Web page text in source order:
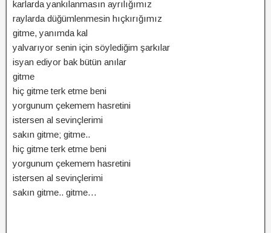
karlarda yankılanmasın ayrılığımız
raylarda düğümlenmesin hıçkırığımız
gitme, yanımda kal
yalvarıyor senin için söylediğim şarkılar
isyan ediyor bak bütün anılar
gitme
hiç gitme terk etme beni
yorgunum çekemem hasretini
istersen al sevinçlerimi
sakın gitme; gitme..
hiç gitme terk etme beni
yorgunum çekemem hasretini
istersen al sevinçlerimi
sakın gitme.. gitme…